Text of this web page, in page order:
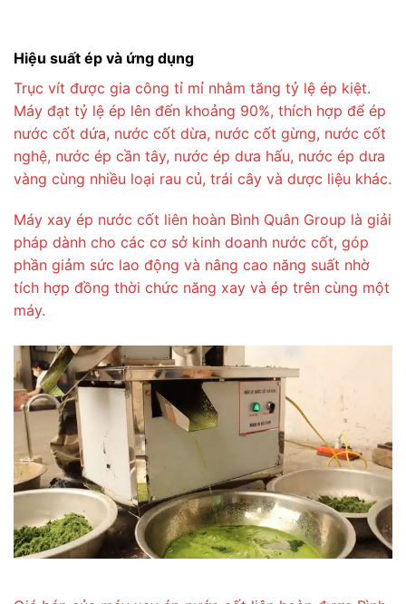
Hiệu suất ép và ứng dụng
Trục vít được gia công tỉ mỉ nhằm tăng tỷ lệ ép kiệt.
Máy đạt tỷ lệ ép lên đến khoảng 90%, thích hợp để ép
nước cốt dứa, nước cốt dừa, nước cốt gừng, nước cốt
nghệ, nước ép cần tây, nước ép dưa hấu, nước ép dưa
vàng cùng nhiều loại rau củ, trái cây và dược liệu khác.
Máy xay ép nước cốt liên hoàn Bình Quân Group là giải
pháp dành cho các cơ sở kinh doanh nước cốt, góp
phần giảm sức lao động và nâng cao năng suất nhờ
tích hợp đồng thời chức năng xay và ép trên cùng một
máy.